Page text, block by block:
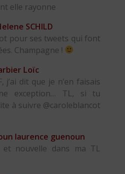
elle rayonne
SCHILD
pour ses tweets qui font
Champagne !
Loïc
j’ai dit que je n’en faisais
exception… TL, si tu
à suivre @caroleblancot
laurence guenoun
nouvelle dans ma TL